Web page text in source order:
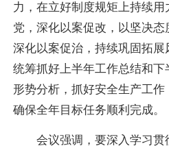
力，在立好制度规矩上持续
党，深化以案促改，以坚决态
深化以案促治，持续巩固拓
统筹抓好上半年工作总结和
形势分析，抓好安全生产工作
确保全年目标任务顺利完成。
会议强调，要深入学习贯